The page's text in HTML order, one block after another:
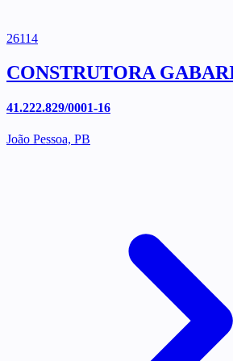
26114
CONSTRUTORA
41.222.829/0001-16
João Pessoa, PB